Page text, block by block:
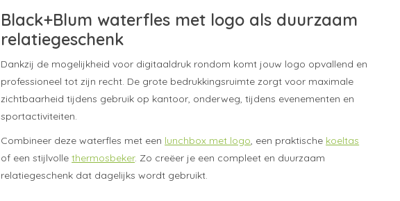
Black+Blum waterfles met logo als duurzaam
relatiegeschenk
Dankzij de mogelijkheid voor digitaaldruk rondom komt jouw logo opvallend en
professioneel tot zijn recht. De grote bedrukkingsruimte zorgt voor maximale
zichtbaarheid tijdens gebruik op kantoor, onderweg, tijdens evenementen en
sportactiviteiten.
Combineer deze waterfles met een lunchbox met logo , een praktische koeltas
of een stijlvollethermosbeker. Zo creëer je een compleet en duurzaam
relatiegeschenk dat dagelijks wordt gebruikt.